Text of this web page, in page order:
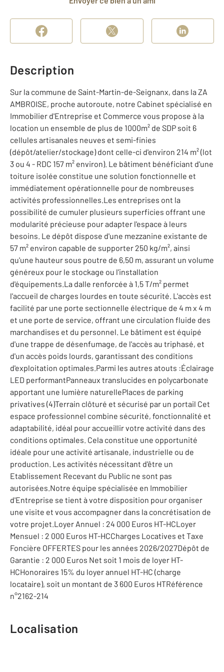
Description
Sur la commune de Saint-Martin-de-Seignanx, dans la ZA
AMBROISE, proche autoroute, notre Cabinet spécialisé en
Immobilier d'Entreprise et Commerce vous propose à la
location un ensemble de plus de 1000m² de SDP soit 6
cellules artisanales neuves et semi-finies
(dépôt/atelier/stockage) dont celle-ci d'environ 214 m² (lot
3 ou 4 - RDC 157 m² environ). Le bâtiment bénéficiant d'une
toiture isolée constitue une solution fonctionnelle et
immédiatement opérationnelle pour de nombreuses
activités professionnelles.Les entreprises ont la
possibilité de cumuler plusieurs superficies offrant une
modularité précieuse pour adapter l'espace à leurs
besoins. Le dépôt dispose d'une mezzanine existante de
57 m² environ capable de supporter 250 kg/m², ainsi
qu'une hauteur sous poutre de 6,50 m, assurant un volume
généreux pour le stockage ou l'installation
d'équipements.La dalle renforcée à 1,5 T/m² permet
l'accueil de charges lourdes en toute sécurité. L'accès est
facilité par une porte sectionnelle électrique de 4 m x 4 m
et une porte de service, offrant une circulation fluide des
marchandises et du personnel. Le bâtiment est équipé
d'une trappe de désenfumage, de l'accès au triphasé, et
d'un accès poids lourds, garantissant des conditions
d'exploitation optimales.Parmi les autres atouts :Éclairage
LED performantPanneaux translucides en polycarbonate
apportant une lumière naturellePlaces de parking
privatives (4)Terrain clôturé et sécurisé par un portail Cet
espace professionnel combine sécurité, fonctionnalité et
adaptabilité, idéal pour accueillir votre activité dans des
conditions optimales. Cela constitue une opportunité
idéale pour une activité artisanale, industrielle ou de
production. Les activités nécessitant d'être un
Etablissement Recevant du Public ne sont pas
autorisées.Notre équipe spécialisée en Immobilier
d'Entreprise se tient à votre disposition pour organiser
une visite et vous accompagner dans la concrétisation de
votre projet.Loyer Annuel : 24 000 Euros HT-HCLoyer
Mensuel : 2 000 Euros HT-HCCharges Locatives et Taxe
Foncière OFFERTES pour les années 2026/2027Dépôt de
Garantie : 2 000 Euros Net soit 1 mois de loyer HT-
HCHonoraires 15% du loyer annuel HT-HC (charge
locataire), soit un montant de 3 600 Euros HTRéférence
n°2162-214
Localisation